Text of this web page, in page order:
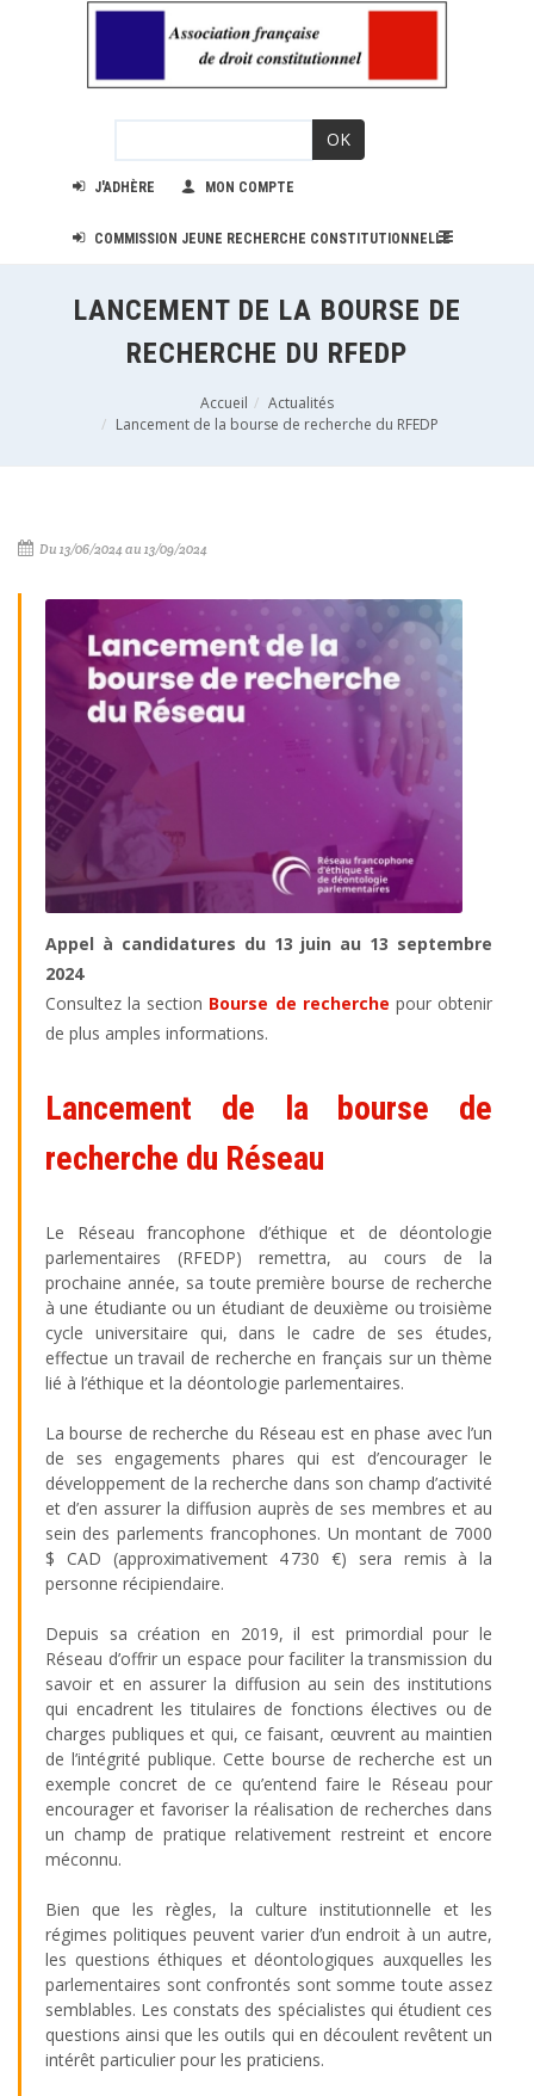
OK
J'ADHÈRE MON COMPTE
COMMISSION JEUNE RECHERCHE CONSTITUTIONNELLE
LANCEMENT DE LA BOURSE DE
RECHERCHE DU RFEDP
Accueil
Actualités
Lancement de la bourse de recherche du RFEDP
Du 13/06/2024 au 13/09/2024
Appel à candidatures du 13 juin au 13 septembre
2024
Consultez la section Bourse de recherche pour obtenir
de plus amples informations.
Lancement de la bourse de
recherche du Réseau
Le Réseau francophone d’éthique et de déontologie
parlementaires (RFEDP) remettra, au cours de la
prochaine année, sa toute première bourse de recherche
à une étudiante ou un étudiant de deuxième ou troisième
cycle universitaire qui, dans le cadre de ses études,
effectue un travail de recherche en français sur un thème
lié à l’éthique et la déontologie parlementaires.
La bourse de recherche du Réseau est en phase avec l’un
de ses engagements phares qui est d’encourager le
développement de la recherche dans son champ d’activité
et d’en assurer la diffusion auprès de ses membres et au
sein des parlements francophones. Un montant de 7000
$ CAD (approximativement 4 730 €) sera remis à la
personne récipiendaire.
Depuis sa création en 2019, il est primordial pour le
Réseau d’offrir un espace pour faciliter la transmission du
savoir et en assurer la diffusion au sein des institutions
qui encadrent les titulaires de fonctions électives ou de
charges publiques et qui, ce faisant, œuvrent au maintien
de l’intégrité publique. Cette bourse de recherche est un
exemple concret de ce qu’entend faire le Réseau pour
encourager et favoriser la réalisation de recherches dans
un champ de pratique relativement restreint et encore
méconnu.
Bien que les règles, la culture institutionnelle et les
régimes politiques peuvent varier d’un endroit à un autre,
les questions éthiques et déontologiques auxquelles les
parlementaires sont confrontés sont somme toute assez
semblables. Les constats des spécialistes qui étudient ces
questions ainsi que les outils qui en découlent revêtent un
intérêt particulier pour les praticiens.